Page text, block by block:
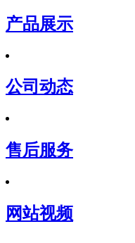
产品展示
公司动态
售后服务
网站视频